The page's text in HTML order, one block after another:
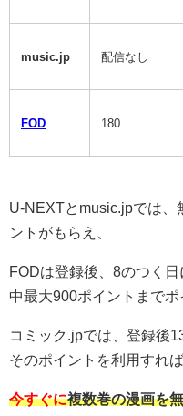
music.jp 配信なし
FOD 180
U-NEXTとmusic.jpでは、
ントがもらえ、
FODは登録後、8のつく
中最大900ポイントまでポ
コミック.jpでは、登録後
そのポイントを利用すれば
今すぐに複数巻の漫画を